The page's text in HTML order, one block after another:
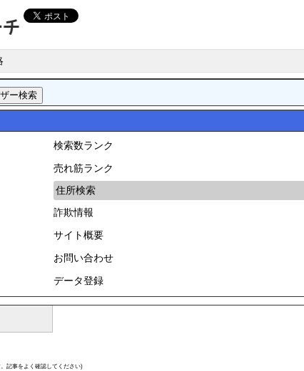
検索数ランク
売れ筋ランク
住所検索
詐欺情報
サイト概要
お問い合わせ
データ登録
記事をよく確認してください)